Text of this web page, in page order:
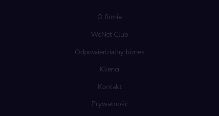
O firmie
WeNet Club
Odpowiedzialny biznes
Klienci
Kontakt
Prywatność